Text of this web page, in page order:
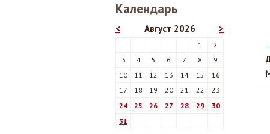
Календарь
< >
Август 2026
1
2
3
4 5 6 7 8
9
10
11 12 13 14 15
16
17
18 19 20 21 22
23
24
25 26 27 28 29
30
31